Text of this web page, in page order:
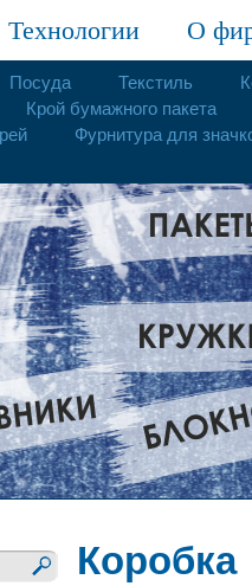
Технологии О
Посуда Текстиль
Крой бумажного пакета
Фурнитура для
Коробка